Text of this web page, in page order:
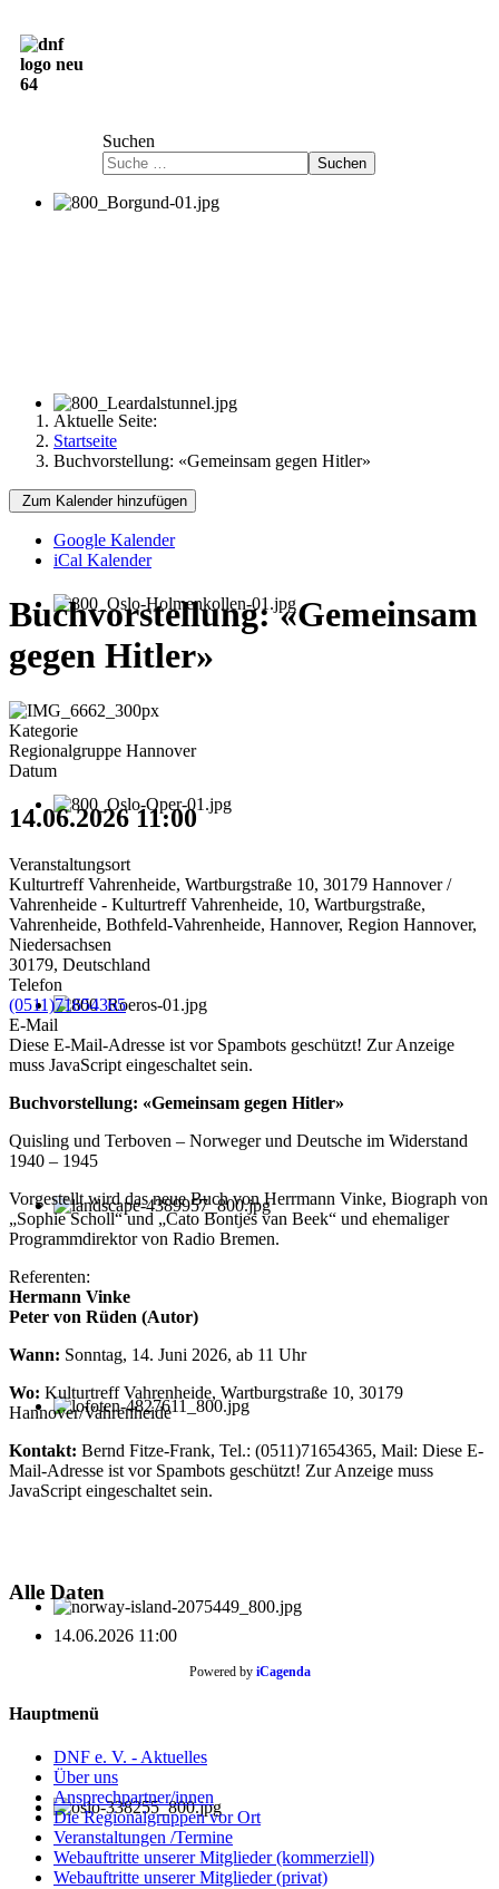
Suchen
Suchen
Aktuelle Seite:
Startseite
Buchvorstellung: «Gemeinsam gegen Hitler»
Zum Kalender hinzufügen
Google Kalender
iCal Kalender
Buchvorstellung: «Gemeinsam
gegen Hitler»
Kategorie
Regionalgruppe Hannover
Datum
14.06.2026 11:00
Veranstaltungsort
Kulturtreff Vahrenheide, Wartburgstraße 10, 30179 Hannover /
Vahrenheide - Kulturtreff Vahrenheide, 10, Wartburgstraße,
Vahrenheide, Bothfeld-Vahrenheide, Hannover, Region Hannover,
Niedersachsen
30179, Deutschland
Telefon
(0511)71654365
E-Mail
Diese E-Mail-Adresse ist vor Spambots geschützt! Zur Anzeige
muss JavaScript eingeschaltet sein.
Buchvorstellung: «Gemeinsam gegen Hitler»
Quisling und Terboven – Norweger und Deutsche im Widerstand
1940 – 1945
Vorgestellt wird das neue Buch von Herrmann Vinke, Biograph von
„Sophie Scholl“ und „Cato Bontjes van Beek“ und ehemaliger
Programmdirektor von Radio Bremen.
Referenten:
Hermann Vinke
Peter von Rüden (Autor)
Wann: Sonntag, 14. Juni 2026, ab 11 Uhr
Wo: Kulturtreff Vahrenheide, Wartburgstraße 10, 30179
Hannover/Vahrenheide
Kontakt: Bernd Fitze-Frank, Tel.: (0511)71654365, Mail: Diese E-
Mail-Adresse ist vor Spambots geschützt! Zur Anzeige muss
JavaScript eingeschaltet sein.
Alle Daten
14.06.2026 11:00
Powered by iCagenda
Hauptmenü
DNF e. V. - Aktuelles
Über uns
Ansprechpartner/innen
Die Regionalgruppen vor Ort
Veranstaltungen /Termine
Webauftritte unserer Mitglieder (kommerziell)
Webauftritte unserer Mitglieder (privat)